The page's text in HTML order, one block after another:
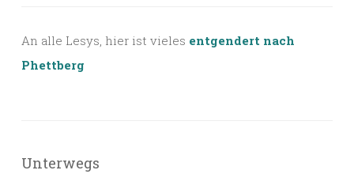
An alle Lesys, hier ist vieles entgendert nach
Phettberg
Unterwegs